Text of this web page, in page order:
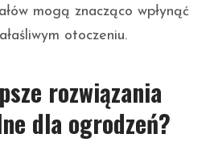
mogą znacząco wpłynąć
otoczeniu.
rozwiązania
dla ogrodzeń?